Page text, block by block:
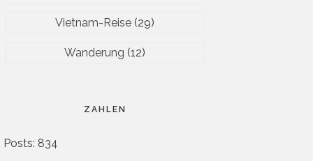
Vietnam-Reise (29)
Wanderung (12)
ZAHLEN
Posts: 834